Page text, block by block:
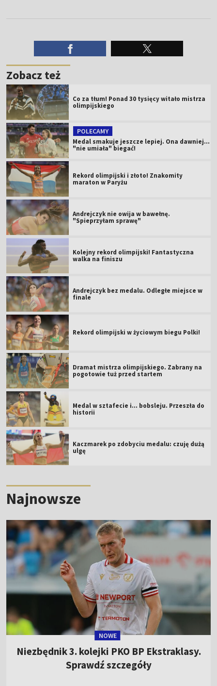
Zobacz też
Co za tłum! Ponad 30 tysięcy witało mistrza
olimpijskiego
POLECAMY
Medal smakuje jeszcze lepiej. Ona dawniej...
"nie umiała" biegać!
Rekord olimpijski i złoto! Znakomity
maraton w Paryżu
Andrejczyk nie owija w bawełnę.
"Spieprzyłam sprawę"
Kolejny rekord olimpijski! Fantastyczna
walka na finiszu
Andrejczyk bez medalu. Odległe miejsce w
finale
Rekord olimpijski w życiowym biegu Polki!
Dramat mistrza olimpijskiego. Zabrany na
pogotowie tuż przed startem
Medal w sztafecie i... bobsleju. Przeszła do
historii
Kaczmarek po zdobyciu medalu: czuję dużą
ulgę
Najnowsze
NOWE
Niezbędnik 3. kolejki PKO BP Ekstraklasy.
Sprawdź szczegóły